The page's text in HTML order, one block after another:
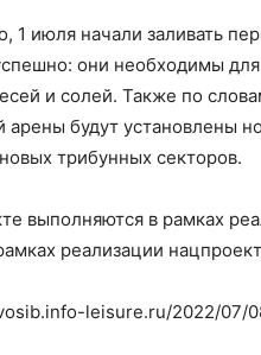
1 июля начали заливать
они необходимы
и солей. Также по
арены будут установлены
трибунных секторов.
выполняются в рамках
реализации
leisure.ru/2022/